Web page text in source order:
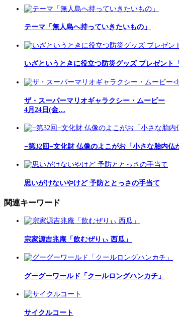
テーマ「無人島へ持っていきたいもの」
いざというときに役立つ防災グッズ プレゼント
ザ・スーパーマリオギャラクシー・ムービー
4月24日(金…
−第32回−文化財 仏像のよこがお「小さな胎内
思いがけないやけど 予防ととっさの手当て
関連キーワード
宗家源吉兆庵「飲むぜりぃ 西瓜」
グーグーワールド「クールロングハンカチ」
サイクルコート